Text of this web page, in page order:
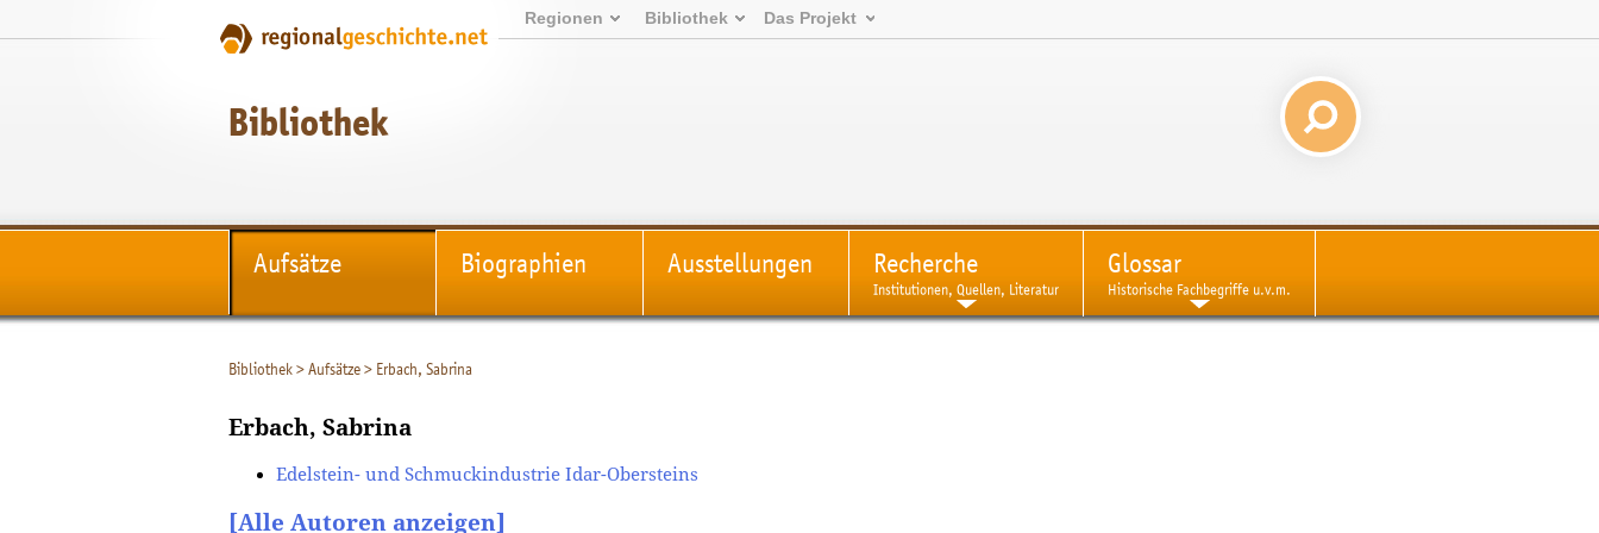
Regionen Bibliothek Das Projekt
Bibliothek
Aufsätze Biographien Ausstellungen Recherche
Institutionen, Quellen, Literatur
Glossar
Historische Fachbegriffe u.v.m.
Bibliothek>Aufsätze> Erbach, Sabrina
Erbach, Sabrina
Edelstein- und Schmuckindustrie Idar-Obersteins
[Alle Autoren anzeigen]